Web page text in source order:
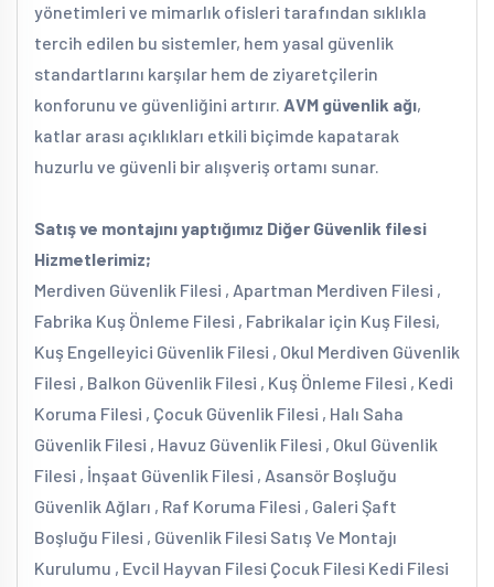
yönetimleri ve mimarlık ofisleri tarafından sıklıkla
tercih edilen bu sistemler, hem yasal güvenlik
standartlarını karşılar hem de ziyaretçilerin
konforunu ve güvenliğini artırır. AVM güvenlik ağı,
katlar arası açıklıkları etkili biçimde kapatarak
huzurlu ve güvenli bir alışveriş ortamı sunar.
Satış ve montajını yaptığımız Diğer Güvenlik filesi
Hizmetlerimiz;
Merdiven Güvenlik Filesi , Apartman Merdiven Filesi ,
Fabrika Kuş Önleme Filesi , Fabrikalar için Kuş Filesi,
Kuş Engelleyici Güvenlik Filesi , Okul Merdiven Güvenlik
Filesi , Balkon Güvenlik Filesi , Kuş Önleme Filesi , Kedi
Koruma Filesi , Çocuk Güvenlik Filesi , Halı Saha
Güvenlik Filesi , Havuz Güvenlik Filesi , Okul Güvenlik
Filesi , İnşaat Güvenlik Filesi , Asansör Boşluğu
Güvenlik Ağları , Raf Koruma Filesi , Galeri Şaft
Boşluğu Filesi , Güvenlik Filesi Satış Ve Montajı
Kurulumu , Evcil Hayvan Filesi Çocuk Filesi Kedi Filesi